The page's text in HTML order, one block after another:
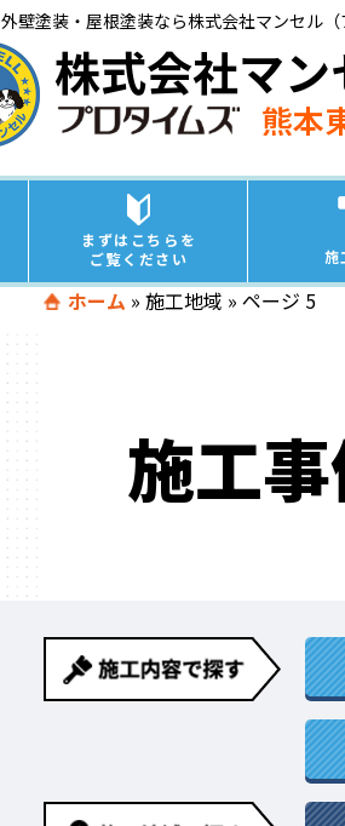
壁塗装・屋根塗装なら株式会社マンセル
株式会社マ
熊本
まずはこちらを
ご覧ください
施
ホーム » 施工地域 » ページ 5
施工